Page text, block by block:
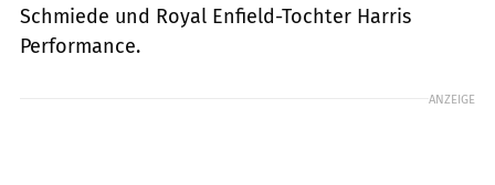
Schmiede und Royal Enfield-Tochter Harris
Performance.
ANZEIGE